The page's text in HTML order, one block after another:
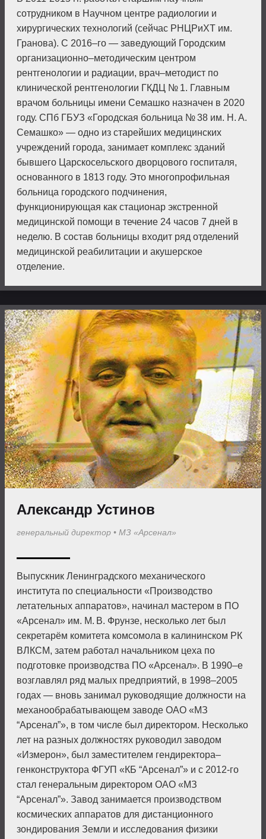
сотрудником в Научном центре радиологии и
хирургических технологий (сейчас РНЦРиХТ им.
Гранова). С 2016–го — заведующий Город­ским
организационно–методическим центром
рентгенологии и радиации, врач–методист по
клинической рентгенологии ГКДЦ № 1. Главным
врачом больницы имени Семашко назначен в 2020
году. СПб ГБУЗ «Городская больница № 38 им. Н. А.
Семашко» — одно из старейших медицинских
учреждений города, занимает комплекс зданий
бывшего Царскосельского дворцового госпиталя,
основанного в 1813 году. Это многопрофильная
больница городского подчинения,
функционирующая как стационар экстренной
медицинской помощи в течение 24 часов 7 дней в
неделю. В состав больницы входит ряд отделений
медицинской реабилитации и акушерское
отделение.
Александр Устинов
генеральный директор • МЗ «Арсенал»
Выпускник Ленинградского механического
института по специальности «Производство
летательных аппаратов», начинал мастером в ПО
«Арсенал» им. М. В. Фрунзе, несколько лет был
секретарём комитета комсомола в калининском РК
ВЛКСМ, затем работал начальником цеха по
подготовке производства ПО «Арсенал». В 1990–е
возглавлял ряд малых предприятий, в 1998–2005
годах — вновь занимал руководящие должности на
механообрабатывающем заводе ОАО «МЗ
“Арсенал”», в том числе был директором. Несколько
лет на разных должностях руководил заводом
«Измерон», был заместителем гендиректора–
генконструктора ФГУП «КБ “Арсенал”» и с 2012‑го
стал генеральным директором ОАО «МЗ
“Арсенал”». Завод занимается производством
космических аппаратов для дистанционного
зондирования Земли и исследования физики